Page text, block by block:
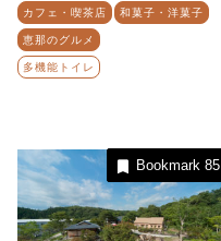
カフェ・喫茶店 和菓子・洋菓子
恵那のグルメ
多機能トイレ
Bookmark85